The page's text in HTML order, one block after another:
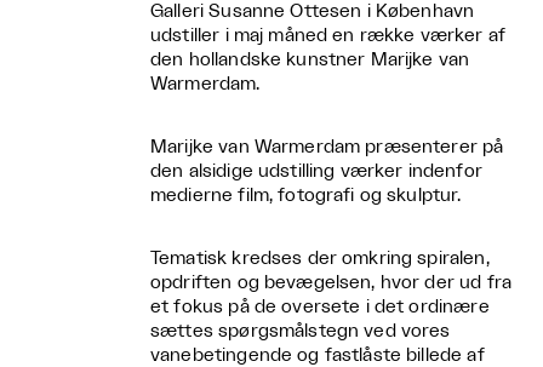
Galleri Susanne Ottesen i København
udstiller i maj måned en række værker af
den hollandske kunstner Marijke van
Warmerdam.
Marijke van Warmerdam præsenterer på
den alsidige udstilling værker indenfor
medierne film, fotografi og skulptur.
Tematisk kredses der omkring spiralen,
opdriften og bevægelsen, hvor der ud fra
et fokus på de oversete i det ordinære
sættes spørgsmålstegn ved vores
vanebetingende og fastlåste billede af